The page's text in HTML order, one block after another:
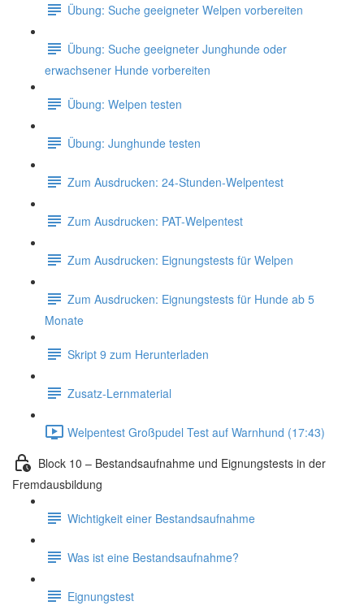
Übung: Suche geeigneter Welpen vorbereiten
Übung: Suche geeigneter Junghunde oder
erwachsener Hunde vorbereiten
Übung: Welpen testen
Übung: Junghunde testen
Zum Ausdrucken: 24-Stunden-Welpentest
Zum Ausdrucken: PAT-Welpentest
Zum Ausdrucken: Eignungstests für Welpen
Zum Ausdrucken: Eignungstests für Hunde ab 5
Monate
Skript 9 zum Herunterladen
Zusatz-Lernmaterial
Welpentest Großpudel Test auf Warnhund (17:43)
Block 10 – Bestandsaufnahme und Eignungstests in der
Fremdausbildung
Wichtigkeit einer Bestandsaufnahme
Was ist eine Bestandsaufnahme?
Eignungstest